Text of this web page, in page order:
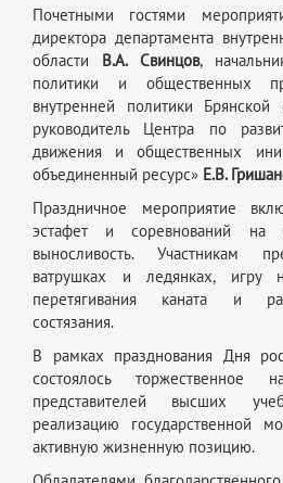
Почетными гостями
директора департамента
области В.А. Свинцов,
политики и общественных
внутренней политики Брянской
руководитель Центра по
движения и общественных
объединенный ресурс» Е.В.
Праздничное мероприятие
эстафет и соревнований на
выносливость. Участникам
ватрушках и ледянках, игру
перетягивания каната и
состязания.
В рамках празднования Дня
состоялось торжественное
представителей высших
реализацию государственной
активную жизненную позицию.